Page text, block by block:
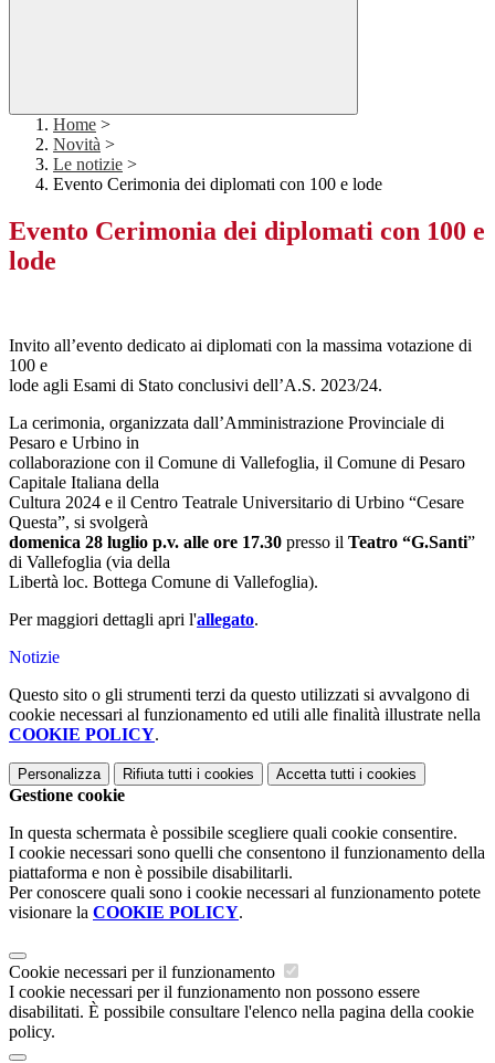
Home >
Novità >
Le notizie >
Evento Cerimonia dei diplomati con 100 e lode
Evento Cerimonia dei diplomati con 100 e
lode
Invito all’evento dedicato ai diplomati con la massima votazione di
100 e
lode agli Esami di Stato conclusivi dell’A.S. 2023/24.
La cerimonia, organizzata dall’Amministrazione Provinciale di
Pesaro e Urbino in
collaborazione con il Comune di Vallefoglia, il Comune di Pesaro
Capitale Italiana della
Cultura 2024 e il Centro Teatrale Universitario di Urbino “Cesare
Questa”, si svolgerà
domenica 28 luglio p.v. alle ore 17.30 presso il Teatro “G.Santi”
di Vallefoglia (via della
Libertà loc. Bottega Comune di Vallefoglia).
Per maggiori dettagli apri l'allegato.
Notizie
Questo sito o gli strumenti terzi da questo utilizzati si avvalgono di
cookie necessari al funzionamento ed utili alle finalità illustrate nella
COOKIE POLICY.
Personalizza Rifiuta tutti i cookies Accetta tutti i cookies
Gestione cookie
In questa schermata è possibile scegliere quali cookie consentire.
I cookie necessari sono quelli che consentono il funzionamento della
piattaforma e non è possibile disabilitarli.
Per conoscere quali sono i cookie necessari al funzionamento potete
visionare la COOKIE POLICY.
Cookie necessari per il funzionamento
I cookie necessari per il funzionamento non possono essere
disabilitati. È possibile consultare l'elenco nella pagina della cookie
policy.